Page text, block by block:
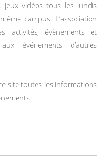
jeux vidéos tous les lundis
campus. L’association
activités, évènements et
événements d’autres
site toutes les informations